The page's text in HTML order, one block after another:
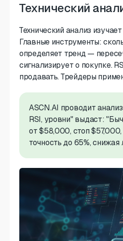
Технический
Технический анализ
Главные инструменты:
определяет тренд —
сигнализирует о покупке.
продавать. Трейдеры
ASCN.AI проводит
RSI, уровни" выдаст:
от $58,000, стоп
точность до 65%,